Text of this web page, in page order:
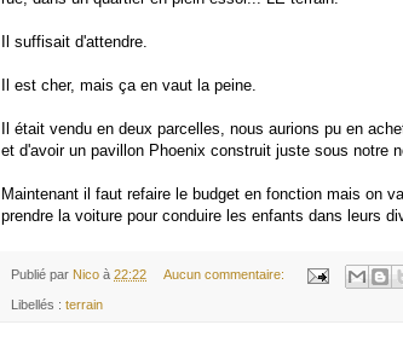
Il suffisait d'attendre.
Il est cher, mais ça en vaut la peine.
Il était vendu en deux parcelles, nous aurions pu en
et d'avoir un pavillon Phoenix construit juste sous notre
Maintenant il faut refaire le budget en fonction mais on
prendre la voiture pour conduire les enfants dans leurs
Publié par Nico à 22:22 Aucun commentaire:
Libellés : terrain